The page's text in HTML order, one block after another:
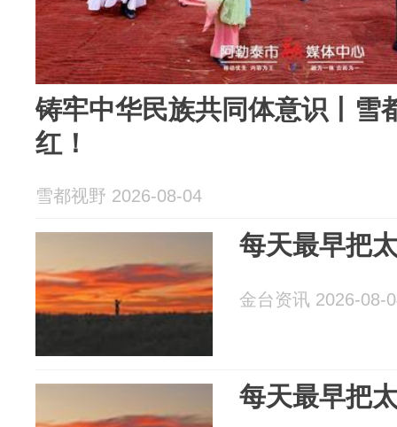
铸牢中华民族共同体意识丨雪
红！
雪都视野 2026-08-04
每天最早把
金台资讯 2026-08-
每天最早把